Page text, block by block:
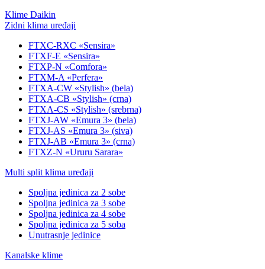
Klime Daikin
Zidni klima uređaji
FTXC-RXC «Sensira»
FTXF-E «Sensira»
FTXP-N «Comfora»
FTXM-A «Perfera»
FTXA-CW «Stylish» (bela)
FTXA-CB «Stylish» (crna)
FTXA-CS «Stylish» (srebrna)
FTXJ-AW «Emura 3» (bela)
FTXJ-AS «Emura 3» (siva)
FTXJ-AB «Emura 3» (crna)
FTXZ-N «Ururu Sarara»
Multi split klima uređaji
Spoljna jedinica za 2 sobe
Spoljna jedinica za 3 sobe
Spoljna jedinica za 4 sobe
Spoljna jedinica za 5 soba
Unutrasnje jedinice
Kanalske klime